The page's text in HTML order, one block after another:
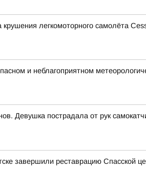
легкомоторного самолёта
и неблагоприятном
Девушка пострадала от рук
завершили реставрацию Спасской